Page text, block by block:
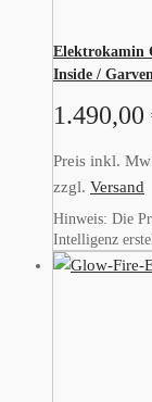
Elektrokamin
Inside /
1.490,00
Preis inkl.
zzgl. Versand
Hinweis: Die
Intelligenz